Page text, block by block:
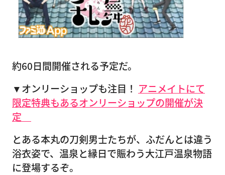
約60日間開催される予定だ。
▼オンリーショップも注目！ アニメイトにて
限定特典もあるオンリーショップの開催が決
定
とある本丸の刀剣男士たちが、ふだんとは違う
浴衣姿で、温泉と縁日で賑わう大江戸温泉物語
に登場するぞ。